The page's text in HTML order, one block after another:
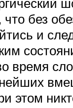
без
и
время
этом